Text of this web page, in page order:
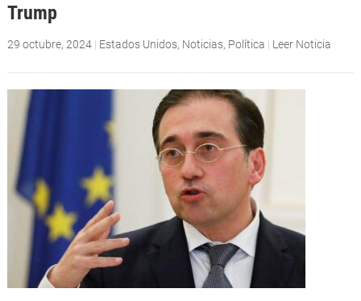
Trump
29 octubre, 2024| Estados Unidos, Noticias, Política | Leer Noticia